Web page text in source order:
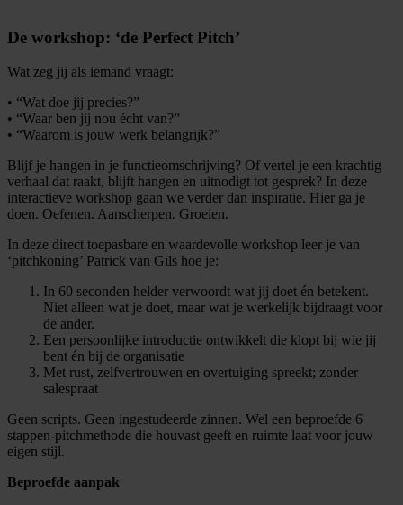
De workshop: ‘de Perfect Pitch’
Wat zeg jij als iemand vraagt:
• “Wat doe jij precies?”
• “Waar ben jij nou écht van?”
• “Waarom is jouw werk belangrijk?”
Blijf je hangen in je functieomschrijving? Of vertel je een krachtig
verhaal dat raakt, blijft hangen en uitnodigt tot gesprek? In deze
interactieve workshop gaan we verder dan inspiratie. Hier ga je
doen. Oefenen. Aanscherpen. Groeien.
In deze direct toepasbare en waardevolle workshop leer je van
‘pitchkoning’ Patrick van Gils hoe je:
In 60 seconden helder verwoordt wat jij doet én betekent.
Niet alleen wat je doet, maar wat je werkelijk bijdraagt voor
de ander.
Een persoonlijke introductie ontwikkelt die klopt bij wie jij
bent én bij de organisatie
Met rust, zelfvertrouwen en overtuiging spreekt; zonder
salespraat
Geen scripts. Geen ingestudeerde zinnen. Wel een beproefde 6
stappen-pitchmethode die houvast geeft en ruimte laat voor jouw
eigen stijl.
Beproefde aanpak